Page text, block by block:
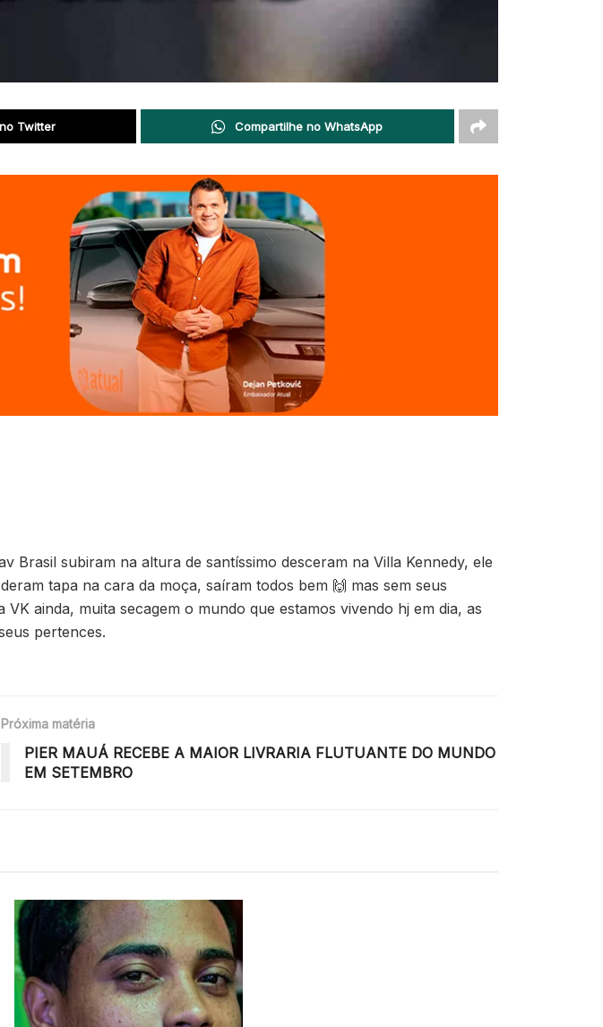
Twitter Compartilhe no WhatsApp
Brasil subiram na altura de santíssimo desceram na Villa Kennedy, ele
tapa na cara da moça, saíram todos bem 🙌 mas sem seus
ainda, muita secagem o mundo que estamos vivendo hj em dia, as
pertences.
Próxima matéria
PIER MAUÁ RECEBE A MAIOR LIVRARIA FLUTUANTE DO MUNDO
EM SETEMBRO